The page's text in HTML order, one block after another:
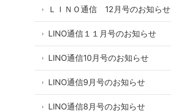
ＬＩＮＯ通信 12月号のお知らせ
LINO通信１１月号のお知らせ
LINO通信10月号のお知らせ
LINO通信9月号のお知らせ
LINO通信8月号のお知らせ